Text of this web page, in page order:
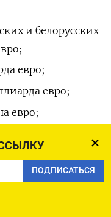
ПОДПИСАТЬСЯ
и белорусских
евро;
евро;
евро;
евро.
активов,
ЕС, составляет